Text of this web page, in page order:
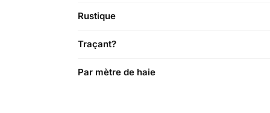
Rustique
Traçant?
Par mètre de haie